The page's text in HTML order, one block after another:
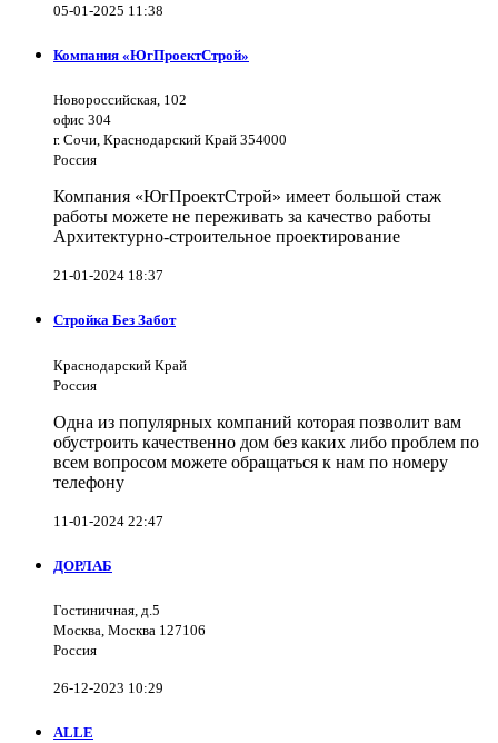
05-01-2025 11:38
Компания «ЮгПроектСтрой»
Новороссийская, 102
офис 304
г. Сочи, Краснодарский Край 354000
Россия
Компания «ЮгПроектСтрой» имеет большой стаж
работы можете не переживать за качество работы
Архитектурно-строительное проектирование
21-01-2024 18:37
Стройка Без Забот
Краснодарский Край
Россия
Одна из популярных компаний которая позволит вам
обустроить качественно дом без каких либо проблем по
всем вопросом можете обращаться к нам по номеру
телефону
11-01-2024 22:47
ДОРЛАБ
Гостиничная, д.5
Москва, Москва 127106
Россия
26-12-2023 10:29
ALLE